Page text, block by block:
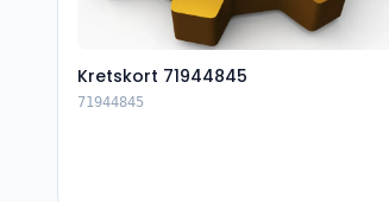
Kretskort 71944845
71944845